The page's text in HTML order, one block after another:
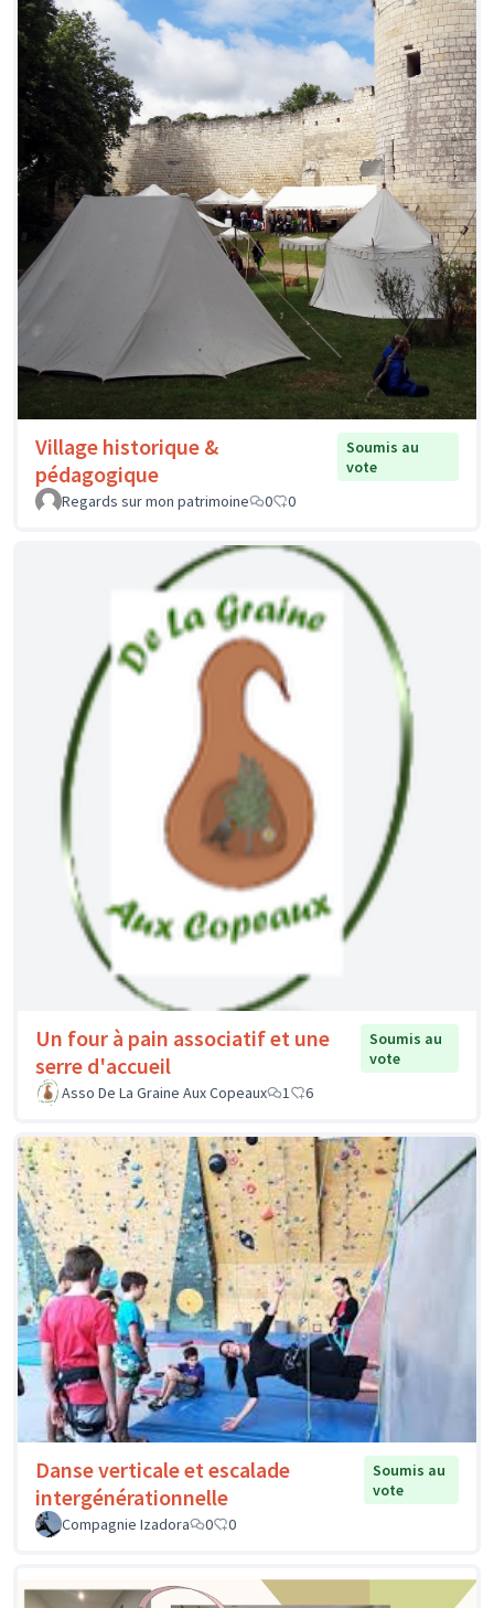
Village historique &
pédagogique
Soumis au
vote
Regards sur mon patrimoine
0 0
Un four à pain associatif et une
serre d'accueil
Soumis au
vote
Asso De La Graine Aux Copeaux
1 6
Danse verticale et escalade
intergénérationnelle
Soumis au
vote
Compagnie Izadora
0 0